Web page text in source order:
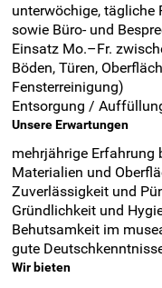
unterwöchige, tägliche
sowie Büro- und
Einsatz Mo.–Fr.
Böden, Türen,
Fensterreinigung)
Entsorgung /
Unsere Erwartungen
mehrjährige Erfahrung
Materialien und
Zuverlässigkeit und
Gründlichkeit und
Behutsamkeit im
gute
Wir bieten